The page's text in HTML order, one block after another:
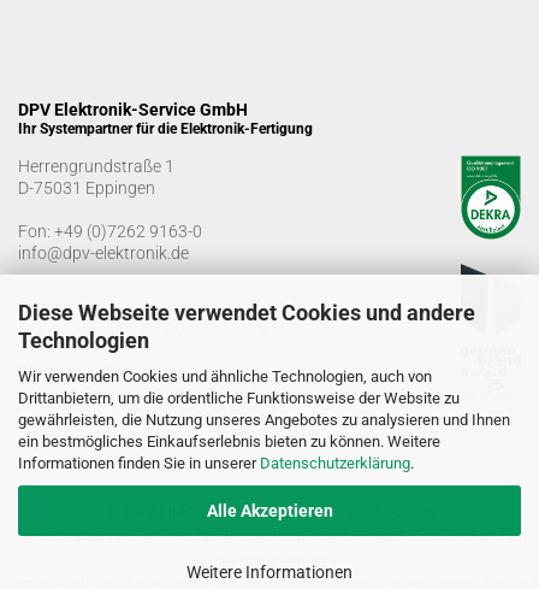
Diese Webseite verwendet Cookies und andere
Technologien
Wir verwenden Cookies und ähnliche Technologien, auch von
Drittanbietern, um die ordentliche Funktionsweise der Website zu
gewährleisten, die Nutzung unseres Angebotes zu analysieren und Ihnen
ein bestmögliches Einkaufserlebnis bieten zu können. Weitere
Informationen finden Sie in unserer Datenschutzerklärung.
Alle Akzeptieren
Weitere Informationen
DPV Elektronik-Service GmbH
Ihr Systempartner für die Elektronik-Fertigung
Herrengrundstraße 1
D-75031 Eppingen
Fon: +49 (0)7262 9163-0
info@dpv-elektronik.de
Bürozeiten
Montag-Freitag: 08:00 - 16:00 Uhr
Warenannahmezeiten
Montag-Freitag: 07:00 - 12:30 Uhr
13:00 - 15:00 Uhr
© DPV Elektronik-Service GmbH 2005 - 2026
Lieferung ausschließlich für den gewerblichen Bedarf. Kein Verkauf an
Einzelne Inhalte dieser Website wurden ganz oder teilweise unter Einsatz